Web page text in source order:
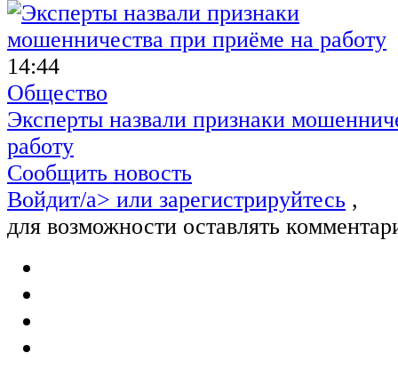
14:44
Общество
Эксперты назвали признаки
работу
Сообщить новость
Войдит/a> или зарегистрируйтесь ,
для возможности оставлять